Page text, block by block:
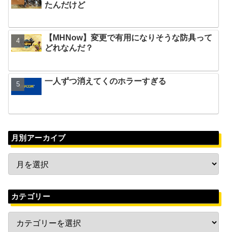
たんだけど
【MHNow】変更で有用になりそうな防具って
どれなんだ？
一人ずつ消えてくのホラーすぎる
月別アーカイブ
カテゴリー